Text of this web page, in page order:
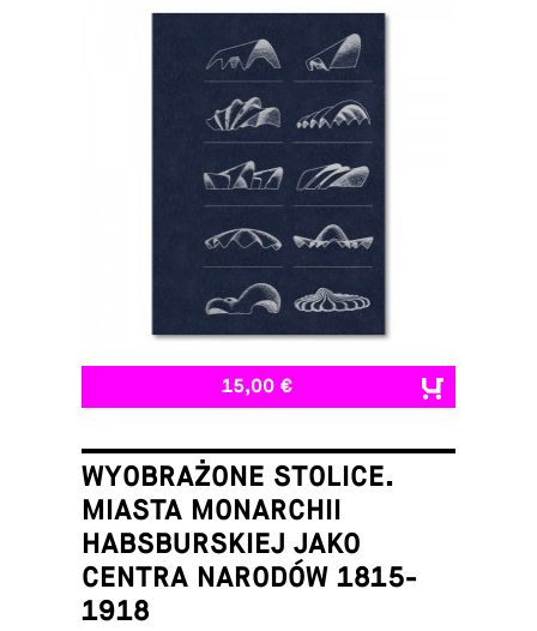
15,00 €
WYOBRAŻONE STOLICE.
MIASTA MONARCHII
HABSBURSKIEJ JAKO
CENTRA NARODÓW 1815-
1918